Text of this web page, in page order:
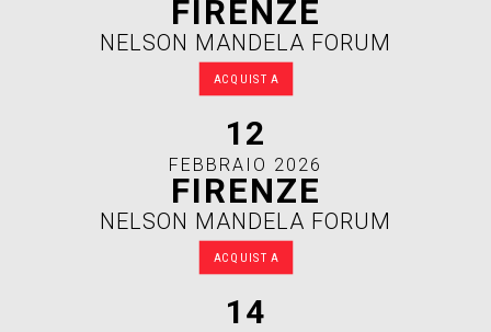
FIRENZE
NELSON MANDELA FORUM
ACQUISTA
12
FEBBRAIO 2026
FIRENZE
NELSON MANDELA FORUM
ACQUISTA
14